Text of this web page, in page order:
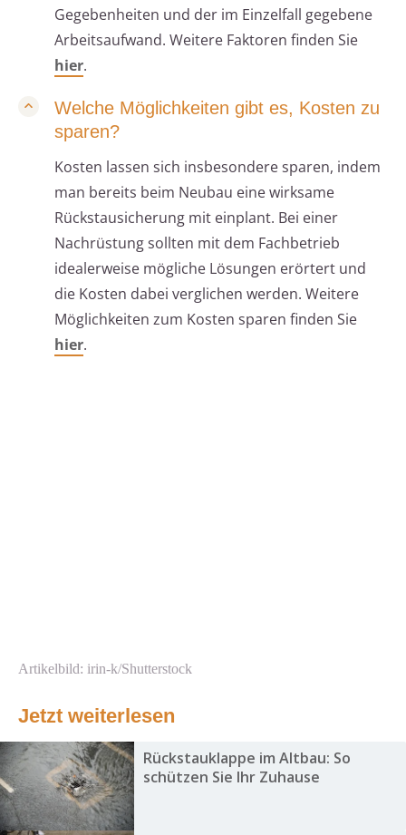
Gegebenheiten und der im Einzelfall gegebene
Arbeitsaufwand. Weitere Faktoren finden Sie
hier.
Welche Möglichkeiten gibt es, Kosten zu
sparen?
Kosten lassen sich insbesondere sparen, indem
man bereits beim Neubau eine wirksame
Rückstausicherung mit einplant. Bei einer
Nachrüstung sollten mit dem Fachbetrieb
idealerweise mögliche Lösungen erörtert und
die Kosten dabei verglichen werden. Weitere
Möglichkeiten zum Kosten sparen finden Sie
hier.
Artikelbild: irin-k/Shutterstock
Jetzt weiterlesen
Rückstauklappe im Altbau: So
schützen Sie Ihr Zuhause